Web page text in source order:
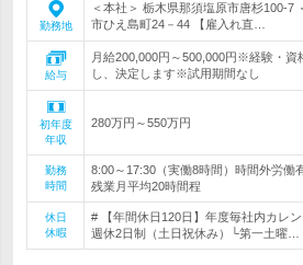
勤務地
＜本社＞ 栃木県那須塩原市唐杉100-7
市ひえ島町24－44 【雇入れ直…
給与
月給200,000円～500,000円※経験・資
し、決定します※試用期間なし
初年度
年収
280万円～550万円
勤務
時間
8:00～17:30（実働8時間）時間外労
残業月平均20時間程
休日
休暇
# 【年間休日120日】年度毎社内カレ
週休2日制（土日祝休み）└第一土曜…